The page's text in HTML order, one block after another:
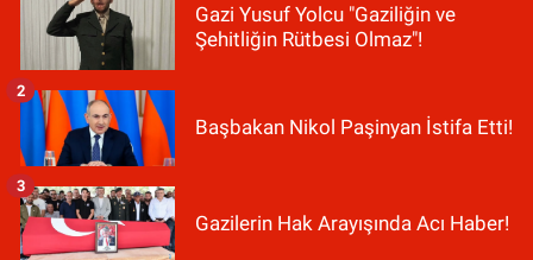
Gazi Yusuf Yolcu "Gaziliğin ve
Şehitliğin Rütbesi Olmaz"!
Başbakan Nikol Paşinyan İstifa Etti!
2
Gazilerin Hak Arayışında Acı Haber!
3